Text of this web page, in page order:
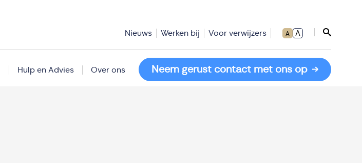
Nieuws Werken bij Voor verwijzers A A
Hulp en Advies Over ons Neem gerust contact met ons op